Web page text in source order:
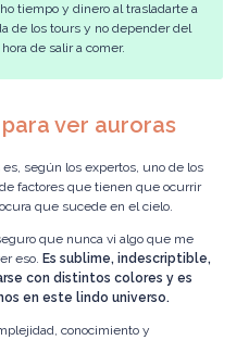
tiempo y dinero al trasladarte a
de los tours y no depender del
de salir a comer.
ver auroras
según los expertos, uno de los
factores que tienen que ocurrir
que sucede en el cielo.
que nunca vi algo que me
eso. Es sublime, indescriptible,
con distintos colores y es
en este lindo universo.
conocimiento y